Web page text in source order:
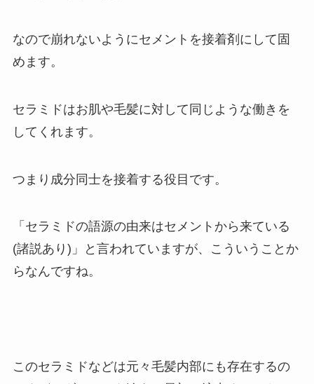
なので崩れないようにセメントを接着剤にして固
めます。
セラミドはお肌や毛髪に対して同じような働きを
してくれます。
つまり成分同士を接着する役目です。
「セラミドの語源の由来はセメントから来ている
(諸説あり)」と言われていますが、こういうことか
らなんですね。
このセラミドなどは元々毛髪内部にも存在するの